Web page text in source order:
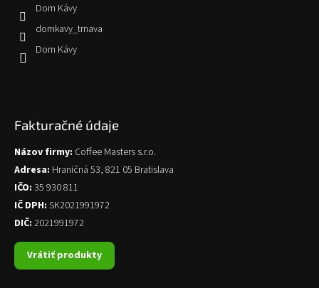
Dom Kávy
domkavy_trnava
Dom Kávy
Fakturačné údaje
Názov firmy: Coffee Masters s.r.o.
Adresa: Hraničná 53, 821 05 Bratislava
IČO: 35 930 811
IČ DPH: SK2021991972
DIČ: 2021991972
Vrátiť produkty